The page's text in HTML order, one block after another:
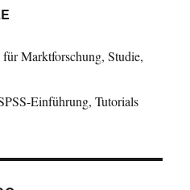
für Marktforschung, Studie,
Einführung, Tutorials